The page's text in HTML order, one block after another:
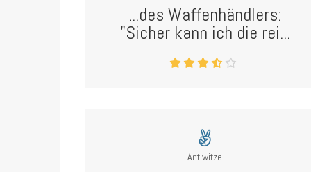
...des Waffenhändlers:
"Sicher kann ich die rei...
Antiwitze